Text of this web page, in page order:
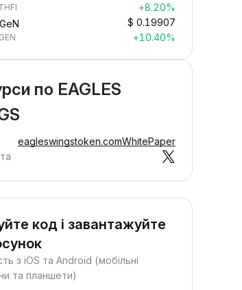
+8.20%
$ 0.19907
+10.40%
по EAGLES
eagleswingstoken.comWhitePaper
код і завантажуйте
з iOS та Android (мобільні
та планшети)